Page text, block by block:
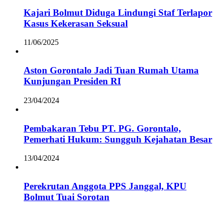
Kajari Bolmut Diduga Lindungi Staf Terlapor
Kasus Kekerasan Seksual
11/06/2025
Aston Gorontalo Jadi Tuan Rumah Utama
Kunjungan Presiden RI
23/04/2024
Pembakaran Tebu PT. PG. Gorontalo,
Pemerhati Hukum: Sungguh Kejahatan Besar
13/04/2024
Perekrutan Anggota PPS Janggal, KPU
Bolmut Tuai Sorotan